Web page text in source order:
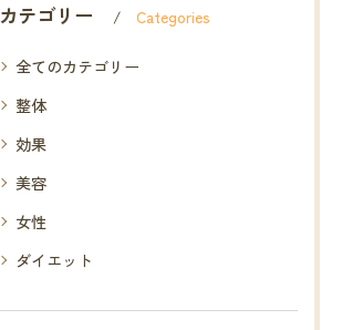
カテゴリー Categories
全てのカテゴリー
整体
効果
美容
女性
ダイエット